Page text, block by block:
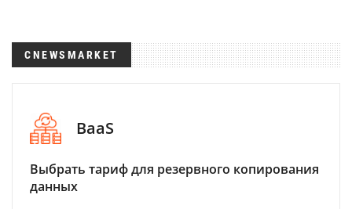
CNEWSMARKET
BaaS
Выбрать тариф для резервного копирования
данных